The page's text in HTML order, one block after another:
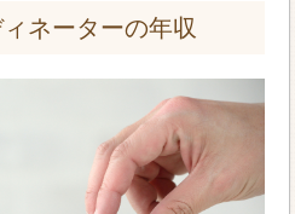
ネーターの年収